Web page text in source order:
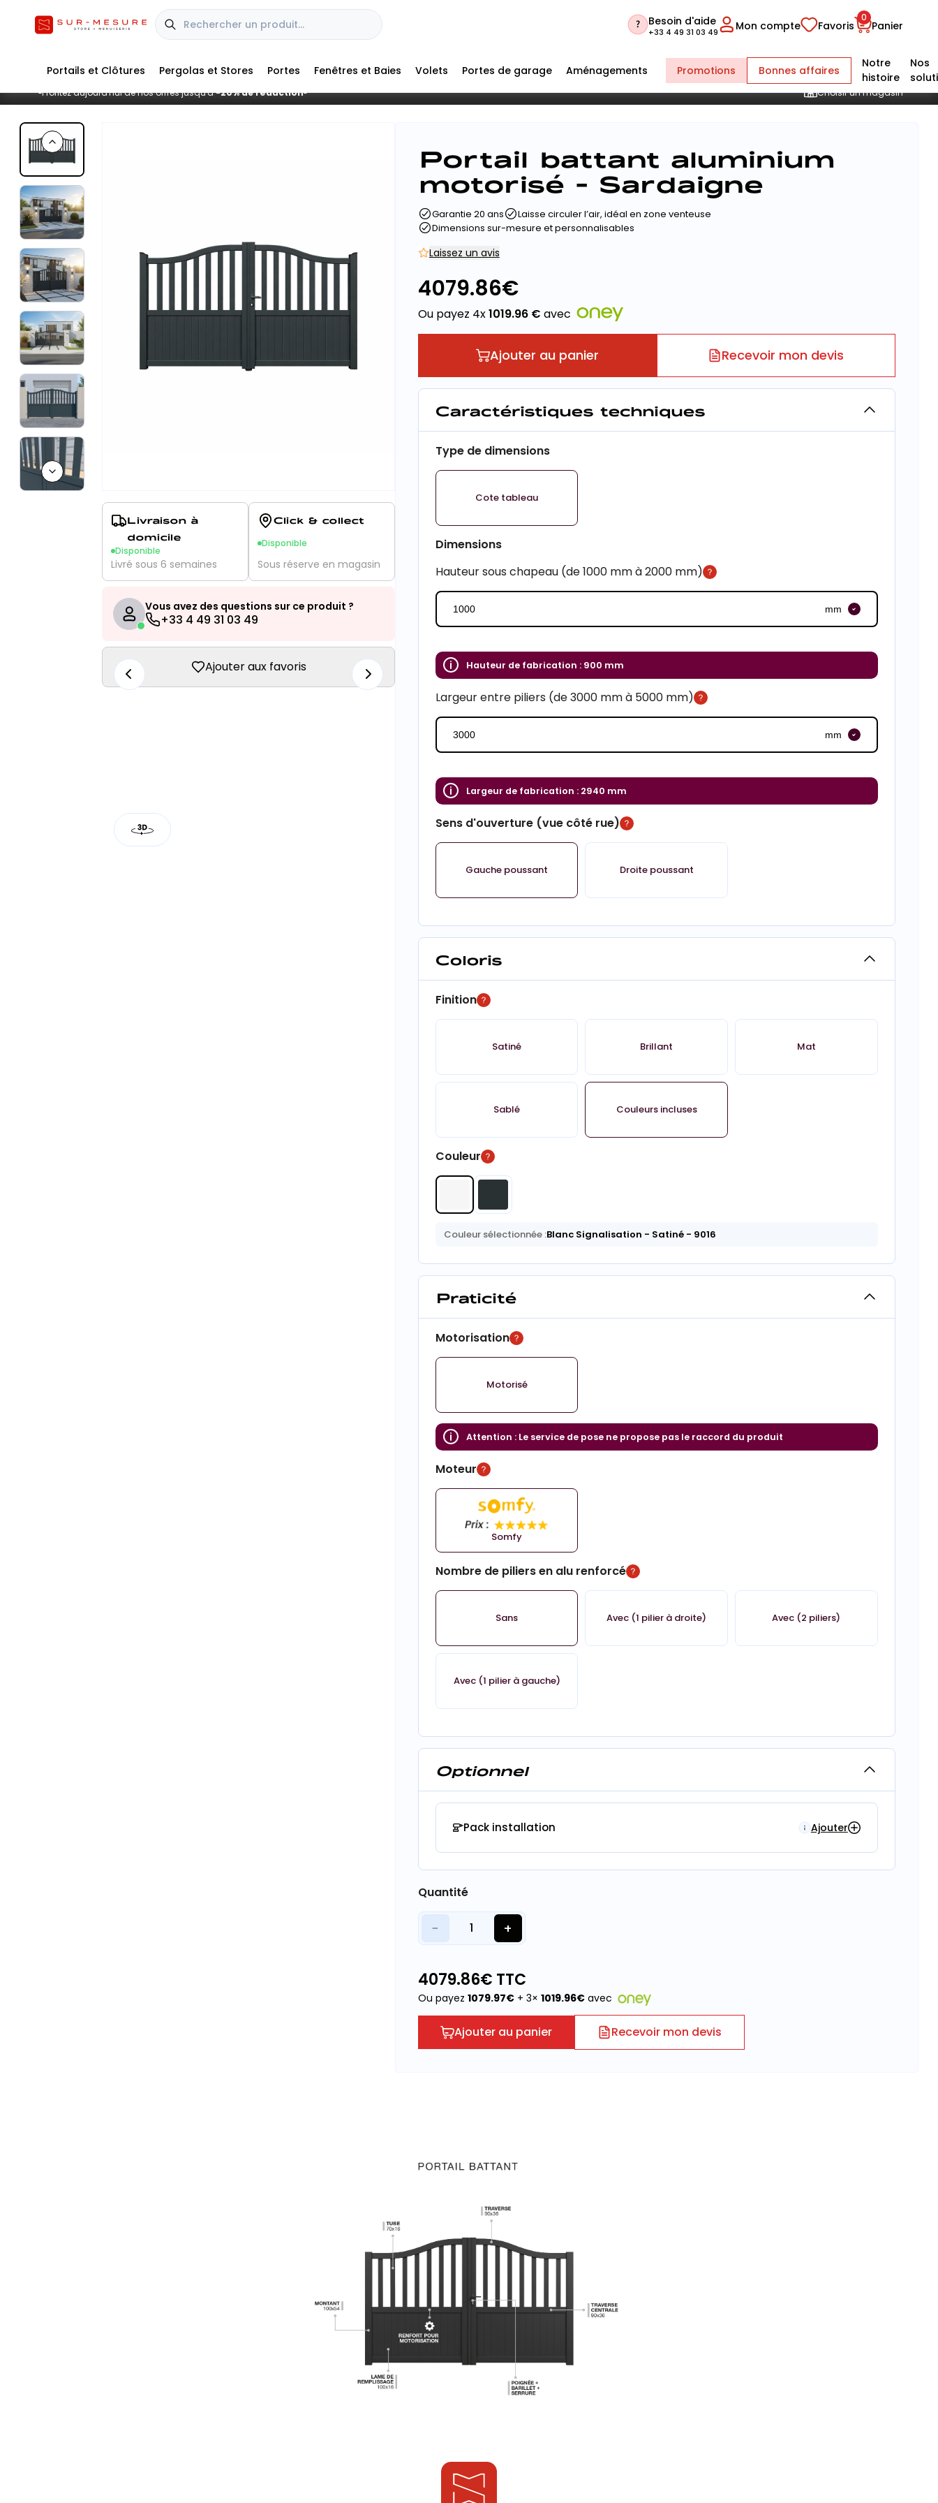
■Profitez aujourd'hui de nos offres jusqu'à-20% de réduction■ Choisir un magasin
Besoin d'aide
+33 4 49 31 03 49 Mon compte Favoris
0
Panier
Portails et Clôtures Pergolas et Stores Portes Fenêtres et Baies Volets Portes de garage Aménagements Promotions Bonnes affaires
Notre
histoire
Nos
Previous slide
Next slide
Livraison à
domicile
Disponible
Livré sous 6 semaines
Click & collect
Disponible
Sous réserve en magasin
Vous avez des questions sur ce produit ?
+33 4 49 31 03 49
Ajouter aux favoris
Portail battant aluminium
motorisé - Sardaigne
Garantie 20 ans
Laisse circuler l’air, idéal en zone venteuse
Dimensions sur-mesure et personnalisables
Laissez un avis
4079.86€
Ou payez 4x1019.96€ avec
Ajouter au panier Recevoir mon devis
Caractéristiques techniques
Type de dimensions
Cote tableau
Dimensions
Hauteur sous chapeau (de 1000 mm à 2000 mm)
mm
Hauteur de fabrication : 900 mm
Largeur entre piliers (de 3000 mm à 5000 mm)
mm
Largeur de fabrication : 2940 mm
Sens d'ouverture (vue côté rue)
Gauche poussant Droite poussant
Coloris
Finition
Satiné Brillant Mat
Sablé Couleurs incluses
Couleur
Couleur sélectionnée :Blanc Signalisation - Satiné- 9016
Praticité
Motorisation
Motorisé
Attention : Le service de pose ne propose pas le raccord du produit
Moteur
Somfy
Nombre de piliers en alu renforcé
Sans Avec (1 pilier à droite) Avec (2 piliers)
Avec (1 pilier à gauche)
Optionnel
Pack installation Ajouter
Quantité
− 1 +
4079.86€ TTC
Ou payez 1079.97€+ 3× 1019.96€ avec
Ajouter au panier Recevoir mon devis